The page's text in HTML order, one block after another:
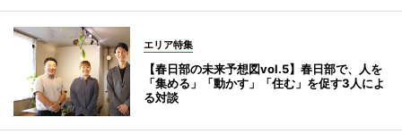
エリア特集
【春日部の未来予想図vol.5】春日部で、人を
「集める」「動かす」「住む」を促す3人によ
る対談